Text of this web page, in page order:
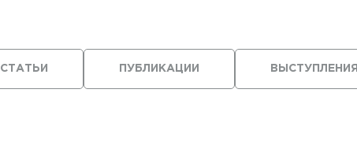
ВЫСТУПЛЕНИЯ
ПУБЛИКАЦИИ
СТАТЬИ